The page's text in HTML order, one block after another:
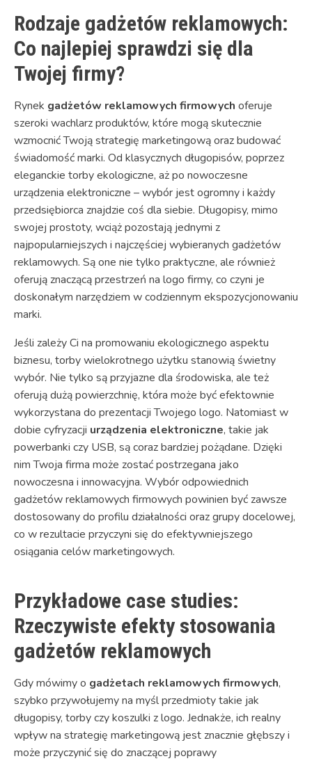
Rodzaje gadżetów reklamowych:
Co najlepiej sprawdzi się dla
Twojej firmy?
Rynek gadżetów reklamowych firmowych oferuje
szeroki wachlarz produktów, które mogą skutecznie
wzmocnić Twoją strategię marketingową oraz budować
świadomość marki. Od klasycznych długopisów, poprzez
eleganckie torby ekologiczne, aż po nowoczesne
urządzenia elektroniczne – wybór jest ogromny i każdy
przedsiębiorca znajdzie coś dla siebie. Długopisy, mimo
swojej prostoty, wciąż pozostają jednymi z
najpopularniejszych i najczęściej wybieranych gadżetów
reklamowych. Są one nie tylko praktyczne, ale również
oferują znaczącą przestrzeń na logo firmy, co czyni je
doskonałym narzędziem w codziennym ekspozycjonowaniu
marki.
Jeśli zależy Ci na promowaniu ekologicznego aspektu
biznesu, torby wielokrotnego użytku stanowią świetny
wybór. Nie tylko są przyjazne dla środowiska, ale też
oferują dużą powierzchnię, która może być efektownie
wykorzystana do prezentacji Twojego logo. Natomiast w
dobie cyfryzacji urządzenia elektroniczne, takie jak
powerbanki czy USB, są coraz bardziej pożądane. Dzięki
nim Twoja firma może zostać postrzegana jako
nowoczesna i innowacyjna. Wybór odpowiednich
gadżetów reklamowych firmowych powinien być zawsze
dostosowany do profilu działalności oraz grupy docelowej,
co w rezultacie przyczyni się do efektywniejszego
osiągania celów marketingowych.
Przykładowe case studies:
Rzeczywiste efekty stosowania
gadżetów reklamowych
Gdy mówimy o gadżetach reklamowych firmowych,
szybko przywołujemy na myśl przedmioty takie jak
długopisy, torby czy koszulki z logo. Jednakże, ich realny
wpływ na strategię marketingową jest znacznie głębszy i
może przyczynić się do znaczącej poprawy